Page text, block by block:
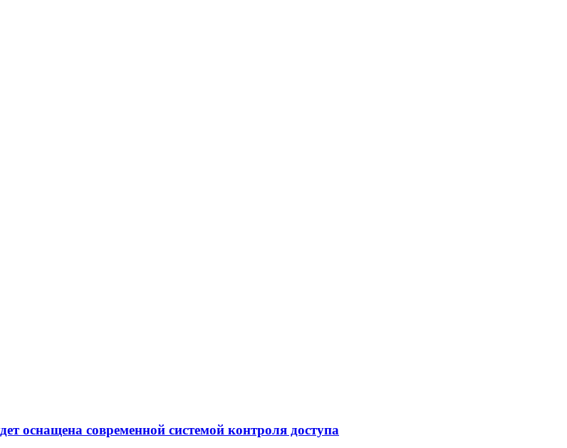
оснащена современной системой контроля доступа